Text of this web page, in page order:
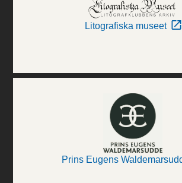
Litografiska museet
Prins Eugens